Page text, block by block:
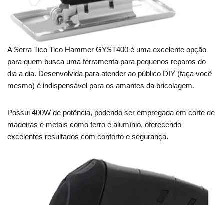
A Serra Tico Tico Hammer GYST400 é uma excelente opção
para quem busca uma ferramenta para pequenos reparos do
dia a dia. Desenvolvida para atender ao público DIY (faça você
mesmo) é indispensável para os amantes da bricolagem.
Possui 400W de potência, podendo ser empregada em corte de
madeiras e metais como ferro e alumínio, oferecendo
excelentes resultados com conforto e segurança.